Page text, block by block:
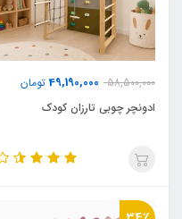
58,500,000
49,190,000تومان
ادونچر چوبی تارزان کودک